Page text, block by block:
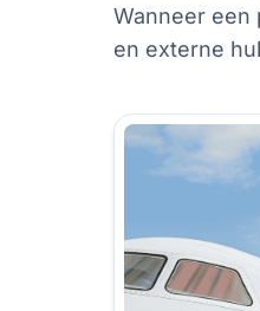
Wanneer een
en externe